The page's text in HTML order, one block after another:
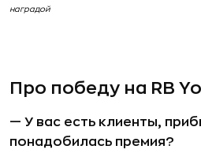
наградой
Про победу на RB
— У вас есть клиенты,
понадобилась премия?